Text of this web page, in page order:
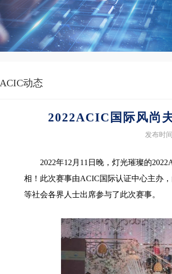
ACIC动态
2022ACIC国际风尚
发布时
2022年12月11日晚，灯光璀璨的
相！此次赛事由ACIC国际认证中心主办
等社会各界人士出席参与了此次赛事。